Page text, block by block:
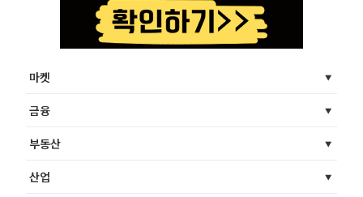
마켓
금융
부동산
산업